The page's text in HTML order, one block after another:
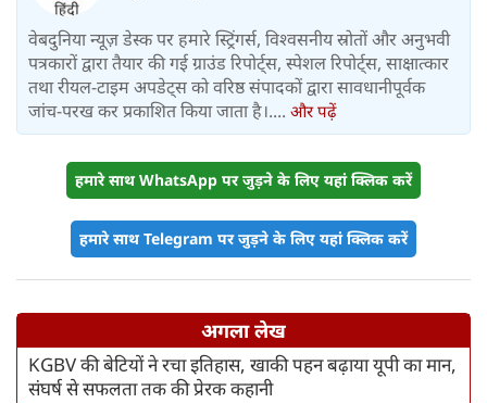
वेबदुनिया न्यूज़ डेस्क पर हमारे स्ट्रिंगर्स, विश्वसनीय स्रोतों और अनुभवी
पत्रकारों द्वारा तैयार की गई ग्राउंड रिपोर्ट्स, स्पेशल रिपोर्ट्स, साक्षात्कार
तथा रीयल-टाइम अपडेट्स को वरिष्ठ संपादकों द्वारा सावधानीपूर्वक
जांच-परख कर प्रकाशित किया जाता है।.... और पढ़ें
हमारे साथ WhatsApp पर जुड़ने के लिए यहां क्लिक करें
हमारे साथ Telegram पर जुड़ने के लिए यहां क्लिक करें
अगला लेख
KGBV की बेटियों ने रचा इतिहास, खाकी पहन बढ़ाया यूपी का मान,
संघर्ष से सफलता तक की प्रेरक कहानी